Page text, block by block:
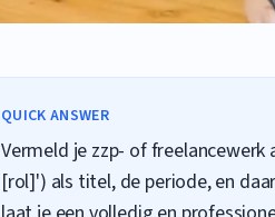
QUICK ANSWER
Vermeld je zzp- of
[rol]') als titel, de periode, en